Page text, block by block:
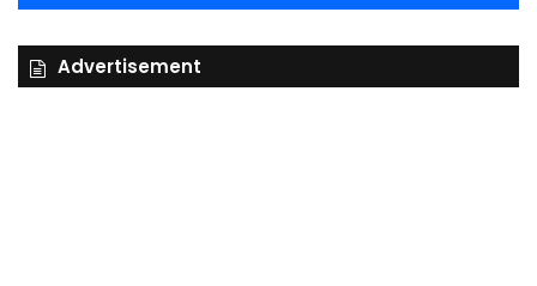
Advertisement